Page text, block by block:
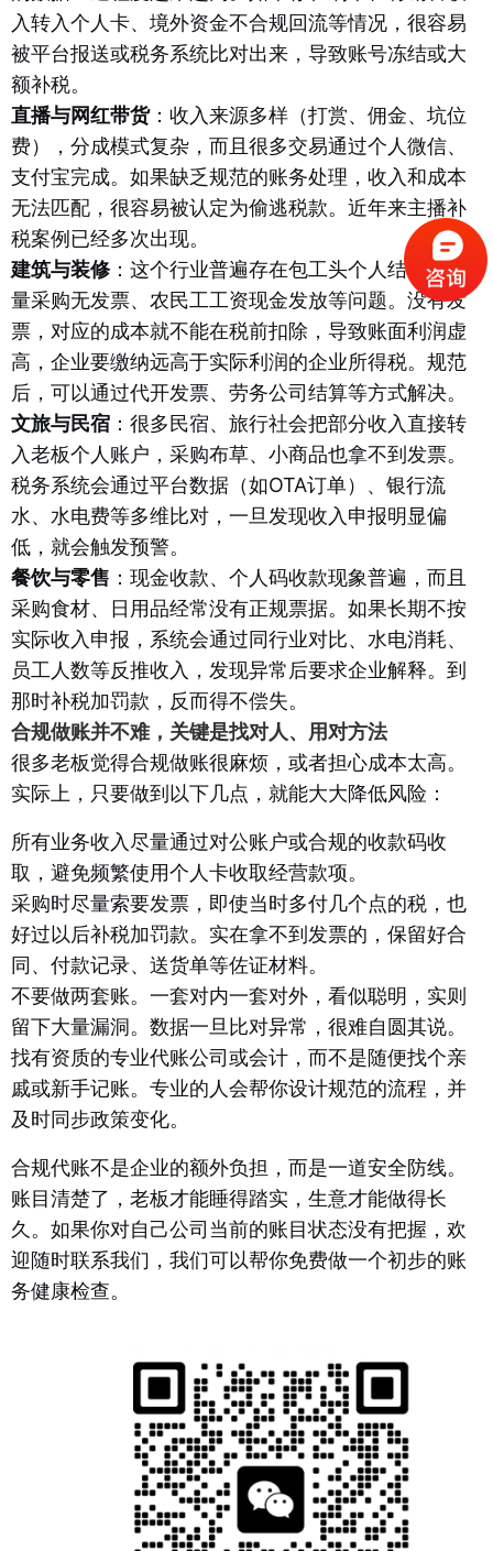
入转入个人卡、境外资金不合规回流等情况，很容易
被平台报送或税务系统比对出来，导致账号冻结或大
额补税。
直播与网红带货：收入来源多样（打赏、佣金、坑位
费），分成模式复杂，而且很多交易通过个人微信、
支付宝完成。如果缺乏规范的账务处理，收入和成本
无法匹配，很容易被认定为偷逃税款。近年来主播补
税案例已经多次出现。
建筑与装修：这个行业普遍存在包工头个人结算、大
量采购无发票、农民工工资现金发放等问题。没有发
票，对应的成本就不能在税前扣除，导致账面利润虚
高，企业要缴纳远高于实际利润的企业所得税。规范
后，可以通过代开发票、劳务公司结算等方式解决。
文旅与民宿 ：很多民宿、旅行社会把部分收入直接转
入老板个人账户，采购布草、小商品也拿不到发票。
税务系统会通过平台数据（如OTA订单）、银行流
水、水电费等多维比对，一旦发现收入申报明显偏
低，就会触发预警。
餐饮与零售 ：现金收款、个人码收款现象普遍，而且
采购食材、日用品经常没有正规票据。如果长期不按
实际收入申报，系统会通过同行业对比、水电消耗、
员工人数等反推收入，发现异常后要求企业解释。到
那时补税加罚款，反而得不偿失。
合规做账并不难，关键是找对人、用对方法
很多老板觉得合规做账很麻烦，或者担心成本太高。
实际上，只要做到以下几点，就能大大降低风险：
所有业务收入尽量通过对公账户或合规的收款码收
取，避免频繁使用个人卡收取经营款项。
采购时尽量索要发票，即使当时多付几个点的税，也
好过以后补税加罚款。实在拿不到发票的，保留好合
同、付款记录、送货单等佐证材料。
不要做两套账。一套对内一套对外，看似聪明，实则
留下大量漏洞。数据一旦比对异常，很难自圆其说。
找有资质的专业代账公司或会计，而不是随便找个亲
戚或新手记账。专业的人会帮你设计规范的流程，并
及时同步政策变化。
合规代账不是企业的额外负担，而是一道安全防线。
账目清楚了，老板才能睡得踏实，生意才能做得长
久。如果你对自己公司当前的账目状态没有把握，欢
迎随时联系我们，我们可以帮你免费做一个初步的账
务健康检查。